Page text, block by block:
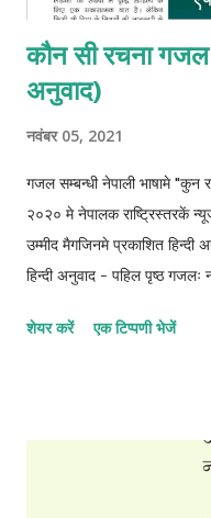
कौन सी रचना गजल
अनुवाद)
नवंबर 05, 2021
गजल सम्बन्धी नेपाली भाषामे "कुन
२०२० मे नेपालक राष्ट्रिस्तरकें
उम्मीद मैगजिनमे प्रकाशित
हिन्दी अनुवाद - पहिल पृष्ठ
शेयर करें एक टिप्पणी भेजें